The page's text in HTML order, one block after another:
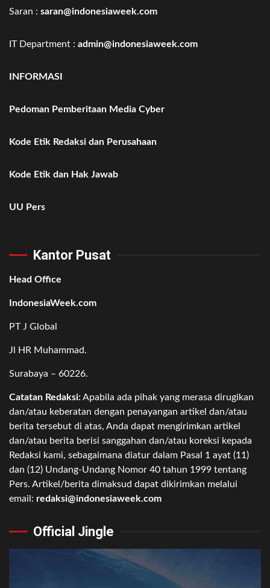
Saran : saran@indonesiaweek.com
IT Department : admin@indonesiaweek.com
INFORMASI
Pedoman Pemberitaan Media Cyber
Kode Etik Redaksi dan Perusahaan
Kode Etik dan Hak Jawab
UU Pers
Kantor Pusat
Head Office
IndonesiaWeek.com
PT J Global
Jl HR Muhammad.
Surabaya – 60226.
Catatan Redaksi:Apabila ada pihak yang merasa dirugikan
dan/atau keberatan dengan penayangan artikel dan/atau
berita tersebut di atas, Anda dapat mengirimkan artikel
dan/atau berita berisi sanggahan dan/atau koreksi kepada
Redaksi kami, sebagaimana diatur dalam Pasal 1 ayat (11)
dan (12) Undang-Undang Nomor 40 tahun 1999 tentang
Pers. Artikel/berita dimaksud dapat dikirimkan melalui
email: redaksi@indonesiaweek.com
Official Jingle